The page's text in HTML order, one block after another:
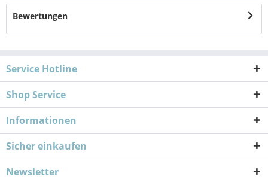
Bewertungen
Service Hotline
Shop Service
Informationen
Sicher einkaufen
Newsletter